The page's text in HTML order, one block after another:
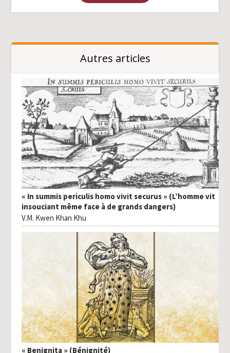
Autres articles
« In summis periculis homo vivit securus » (L’homme vit
insouciant même face à de grands dangers)
V.M. Kwen Khan Khu
« Benignita » (Bénignité)